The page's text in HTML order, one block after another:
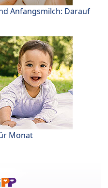
Anfangsmilch: Darauf
Monat